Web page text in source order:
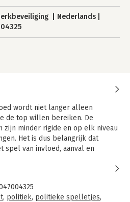
Nederlands
wordt niet langer alleen
de top willen bereiken. De
zijn minder rigide en op elk niveau
Het is dus belangrijk dat
spel van invloed, aanval en
trucjes van uw collega's?
promotie?
, politiek, politieke spelletjes,